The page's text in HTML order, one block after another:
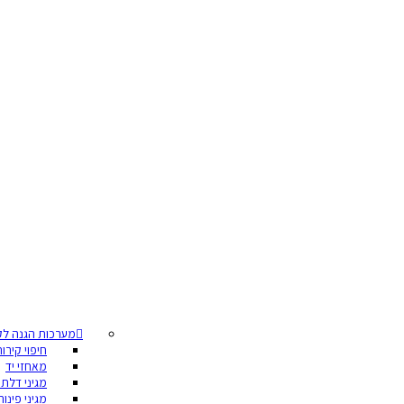
מערכות הגנה
חיפוי
מאחזי יד
מגיני
מגיני